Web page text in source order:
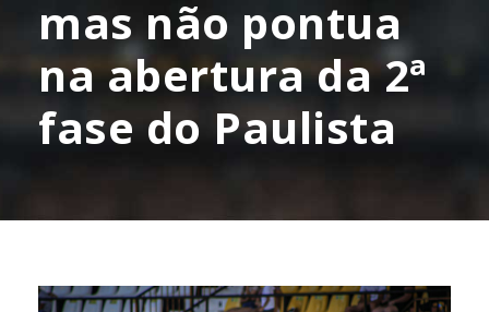
mas não pontua
na abertura da 2ª
fase do Paulista